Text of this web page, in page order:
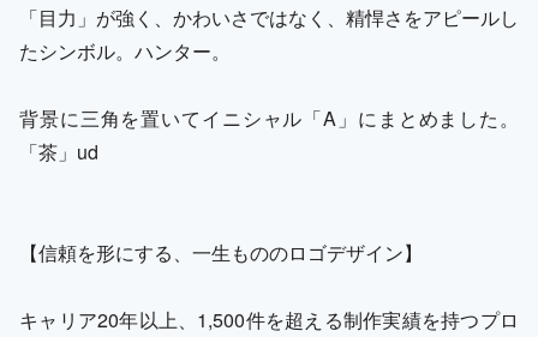
「目力」が強く、かわいさではなく、精悍さをアピールし
たシンボル。ハンター。
背景に三角を置いてイニシャル「A」にまとめました。
「茶」ud
【信頼を形にする、一生もののロゴデザイン】
キャリア20年以上、1,500件を超える制作実績を持つプロ